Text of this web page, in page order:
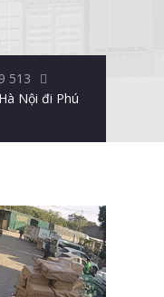
513
Nội đi Phú